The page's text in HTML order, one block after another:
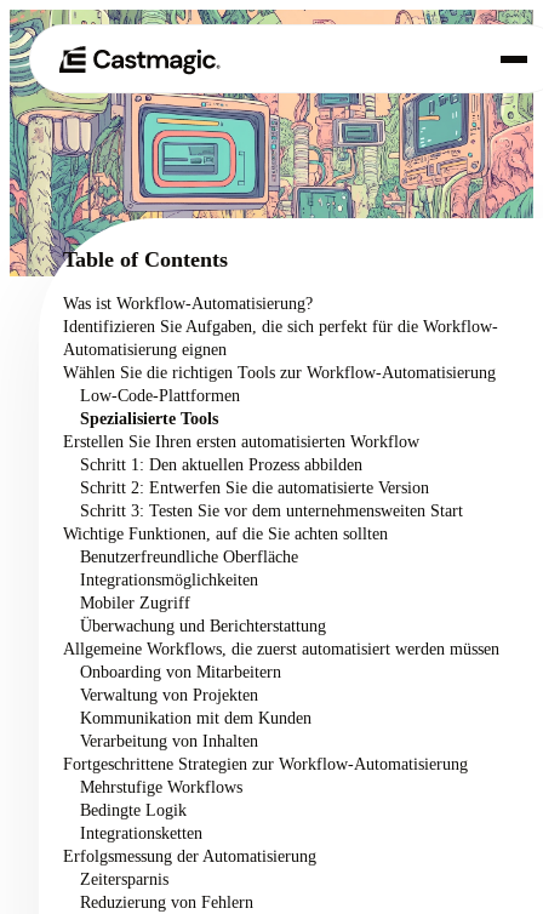
01 Produkt
02 Anwendungsfälle
Preisgestaltung
Über uns
Table of Contents
Was ist Workflow-Automatisierung?
Identifizieren Sie Aufgaben, die sich perfekt für die Workflow-
Automatisierung eignen
Wählen Sie die richtigen Tools zur Workflow-Automatisierung
Low-Code-Plattformen
Spezialisierte Tools
Erstellen Sie Ihren ersten automatisierten Workflow
Schritt 1: Den aktuellen Prozess abbilden
Schritt 2: Entwerfen Sie die automatisierte Version
Schritt 3: Testen Sie vor dem unternehmensweiten Start
Wichtige Funktionen, auf die Sie achten sollten
Benutzerfreundliche Oberfläche
Integrationsmöglichkeiten
Mobiler Zugriff
Überwachung und Berichterstattung
Allgemeine Workflows, die zuerst automatisiert werden müssen
Onboarding von Mitarbeitern
Verwaltung von Projekten
Kommunikation mit dem Kunden
Verarbeitung von Inhalten
Fortgeschrittene Strategien zur Workflow-Automatisierung
Mehrstufige Workflows
Bedingte Logik
Integrationsketten
Erfolgsmessung der Automatisierung
Zeitersparnis
Reduzierung von Fehlern